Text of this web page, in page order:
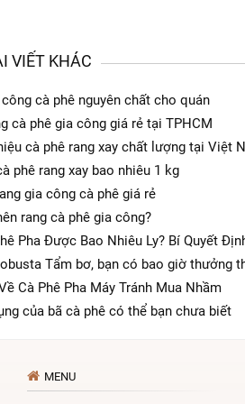
VIẾT KHÁC
cà phê nguyên chất cho quán
cà phê gia công giá rẻ tại TPHCM
cà phê rang xay chất lượng tại Việt
phê rang xay bao nhiêu 1 kg
gia công cà phê giá rẻ
rang cà phê gia công?
Pha Được Bao Nhiêu Ly? Bí Quyết
Tẩm bơ, bạn có bao giờ thưởng
Cà Phê Pha Máy Tránh Mua Nhầm
của bã cà phê có thể bạn chưa biết
MENU